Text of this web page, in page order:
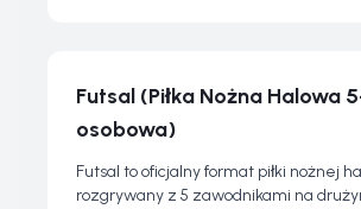
Futsal (Piłka Nożna Halowa
osobowa)
Futsal to oficjalny format piłki nożnej
rozgrywany z 5 zawodnikami na